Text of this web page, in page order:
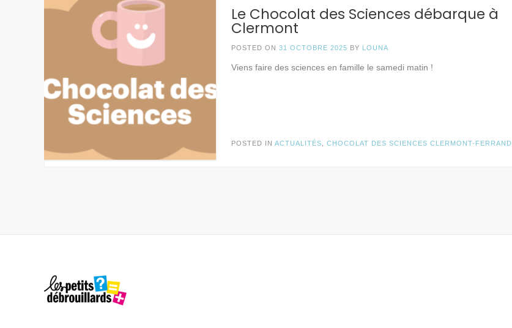
Le Chocolat des Sciences débarque à
Clermont
POSTED ON31 OCTOBRE 2025 BY LOUNA
Viens faire des sciences en famille le samedi matin !
POSTED INACTUALITÉS,CHOCOLAT DES SCIENCES CLERMONT-FERRAND